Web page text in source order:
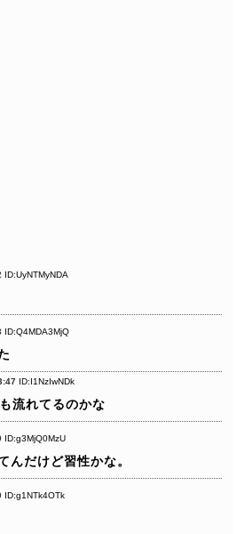
ID:UyNTMyNDA
ID:Q4MDA3MjQ
ID:I1NzIwNDk
流れてるのかな
ID:g3MjQ0MzU
んだけど習性かな。
ID:g1NTk4OTk